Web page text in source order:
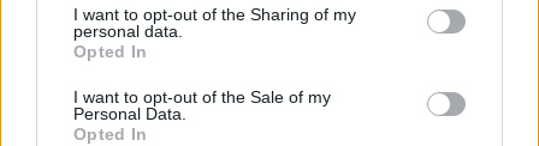
not limited to your visit or usage behaviour. You may click to
grant or deny consent to Google and its third-party tags to
use your data for below specified purposes in below Google
consent section.
I want to opt-out of the Sharing of my
personal data.
Opted In
I want to opt-out of the Sale of my
Personal Data.
Opted In